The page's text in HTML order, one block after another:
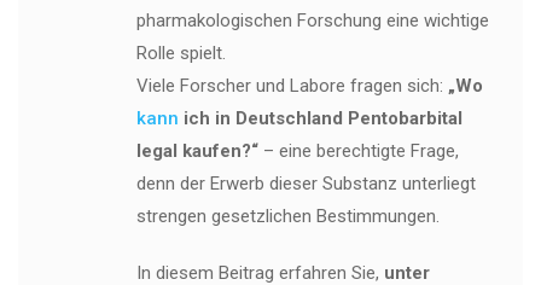
pharmakologischen Forschung eine wichtige
Rolle spielt.
Viele Forscher und Labore fragen sich: „Wo
kann ich in Deutschland Pentobarbital
legal kaufen?“– eine berechtigte Frage,
denn der Erwerb dieser Substanz unterliegt
strengen gesetzlichen Bestimmungen.
In diesem Beitrag erfahren Sie, unter